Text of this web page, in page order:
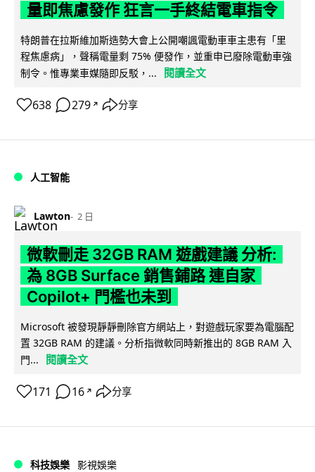
量即焦慮發作 狂言一手終結電車指令
特朗普在拉斯維加斯造勢大會上公開嘲諷電動車車主患有「里
程焦慮病」，聲稱電量剩 75% 便發作，並重申已廢除電動車強
制令。惟專業車媒隨即反駁，...
閱讀全文
638 279 ↗ 分享
人工智能
Lawton 2 日
微軟刪走 32GB RAM 遊戲建議 分析:
為 8GB Surface 銷售鋪路 連自家
Copilot+ 門檻也未到
Microsoft 被發現靜靜刪除官方網站上，對遊戲玩家要為電腦配
置 32GB RAM 的建議。分析指微軟同時新推出的 8GB RAM 入
門...
閱讀全文
171 16 ↗ 分享
科技娛樂 影視娛樂